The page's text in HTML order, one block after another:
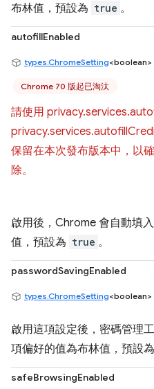
布林值，預設為 true 。
autofillEnabled
types.ChromeSetting<boolean>
Chrome 70 版起已淘汰
請使用
保留在本次發布版本中，以
除。
啟用後，Chrome 會自動填
值，預設為 true 。
passwordSavingEnabled
types.ChromeSetting<boolean>
啟用這項設定後，密碼管理
項偏好的值為布林值，預設為
safeBrowsingEnabled